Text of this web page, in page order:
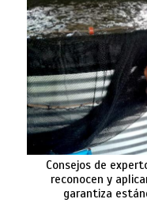
Consejos de
reconocen y
garantiza